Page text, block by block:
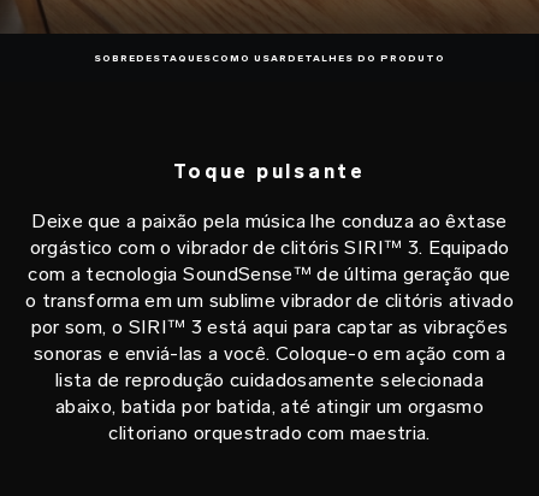
SOBREDESTAQUESCOMO USAR DETALHES DO PRODUTO
Toque pulsante
Deixe que a paixão pela música lhe conduza ao êxtase
orgástico com o vibrador de clitóris SIRI™ 3. Equipado
com a tecnologia SoundSense™ de última geração que
o transforma em um sublime vibrador de clitóris ativado
por som, o SIRI™ 3 está aqui para captar as vibrações
sonoras e enviá-las a você. Coloque-o em ação com a
lista de reprodução cuidadosamente selecionada
abaixo, batida por batida, até atingir um orgasmo
clitoriano orquestrado com maestria.